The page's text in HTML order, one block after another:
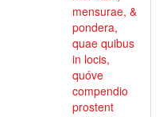
mensurae, &
pondera,
quae quibus
in locis,
quóve
compendio
prostent